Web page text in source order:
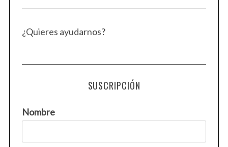
¿Quieres ayudarnos?
SUSCRIPCIÓN
Nombre